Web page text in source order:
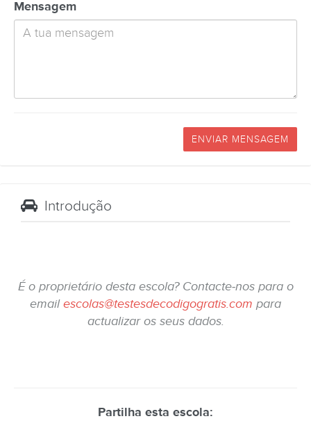
Mensagem
ENVIAR MENSAGEM
Introdução
É o proprietário desta escola? Contacte-nos para o
emailescolas@testesdecodigogratis.com para
actualizar os seus dados.
Partilha esta escola: